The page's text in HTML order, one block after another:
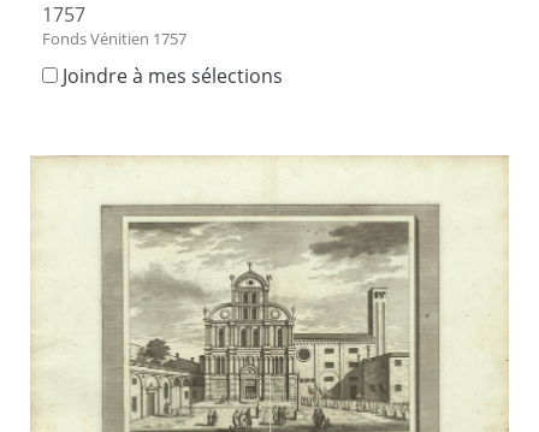
1757
Fonds Vénitien 1757
Joindre à mes sélections